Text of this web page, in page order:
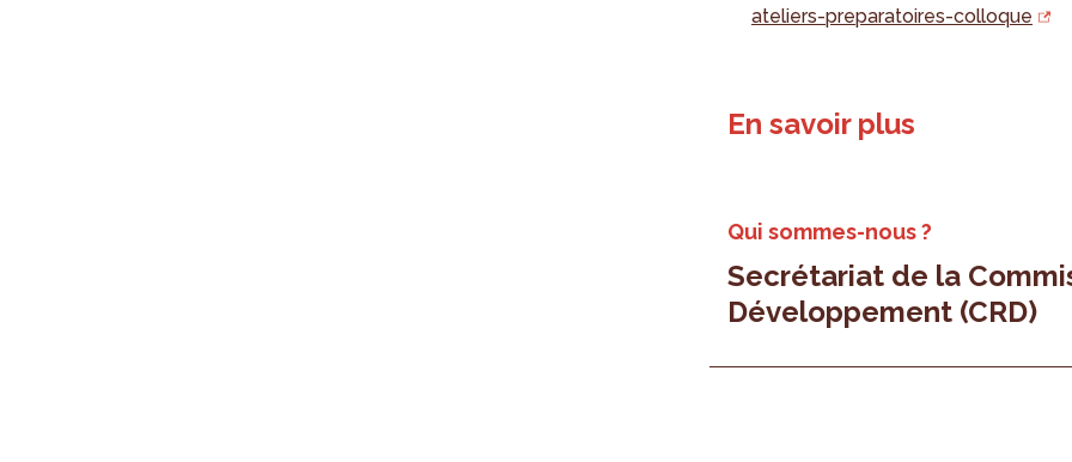
ateliers-preparatoires-colloque
En savoir plus
Qui sommes-nous ?
Secrétariat de la
Développement (CRD)